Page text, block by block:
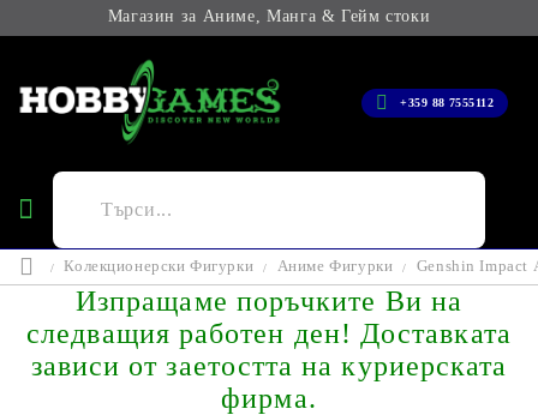
Магазин за Аниме, Манга & Гейм стоки
+359 88 7555112
Колекционерски Фигурки Аниме Фигурки Genshin Impact
Изпращаме поръчките Ви на
следващия работен ден! Доставката
зависи от заетостта на куриерската
фирма.